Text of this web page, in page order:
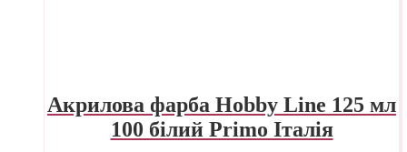
Акрилова фарба Hobby Line 125 мл
100 білий Primo Італія